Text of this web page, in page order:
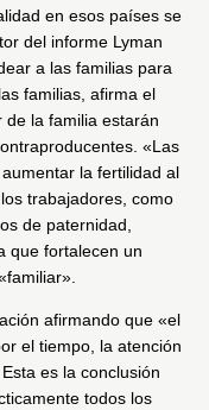
en esos países se
del informe Lyman
a las familias para
familias, afirma el
de la familia estarán
«Las
la fertilidad al
trabajadores, como
de paternidad,
que fortalecen un
afirmando que «el
el tiempo, la atención
es la conclusión
todos los